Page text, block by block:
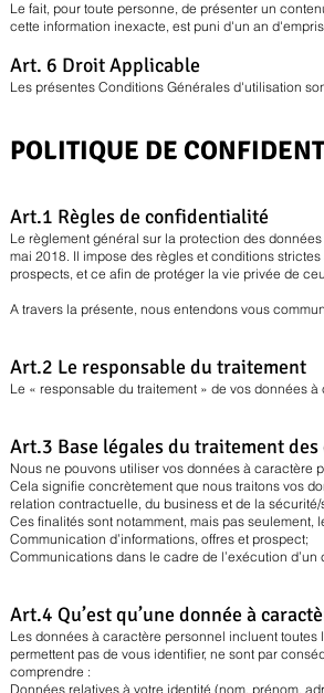
Le fait, pour toute personne, de présenter un
cette information inexacte, est puni d'un an
Art. 6 Droit Applicable
Les présentes Conditions Générales d'utilisation
POLITIQUE DE
Art.1 Règles de confidentialité
Le règlement général sur la protection des
mai 2018. Il impose des règles et conditions
prospects, et ce afin de protéger la vie privée de
A travers la présente, nous entendons vous
Art.2 Le responsable du traitement
Le « responsable du traitement » de vos données
Art.3 Base légales du traitement
Nous ne pouvons utiliser vos données à caractère
Cela signifie concrètement que nous traitons vos
relation contractuelle, du business et de la sécurité/
Ces finalités sont notamment, mais pas seulement,
Communication d’informations, offres et prospect;
Communications dans le cadre de l’exécution d’un
Art.4 Qu’est qu’une donnée à
Les données à caractère personnel incluent
permettent pas de vous identifier, ne sont par
comprendre :
Données relatives à votre identité (nom, prénom,